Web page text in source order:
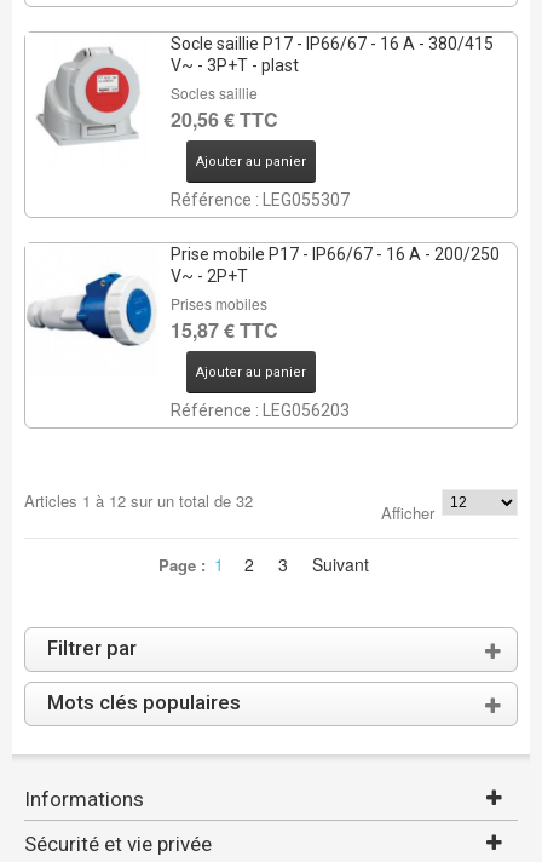
Socle saillie P17 - IP66/67 - 16 A - 380/415
V~ - 3P+T - plast
Socles saillie
20,56 € TTC
Ajouter au panier
Référence : LEG055307
Prise mobile P17 - IP66/67 - 16 A - 200/250
V~ - 2P+T
Prises mobiles
15,87 € TTC
Ajouter au panier
Référence : LEG056203
Articles 1 à 12sur un total de 32
Afficher
Page : 1 2 3 Suivant
Filtrer par
Mots clés populaires
Informations
Sécurité et vie privée